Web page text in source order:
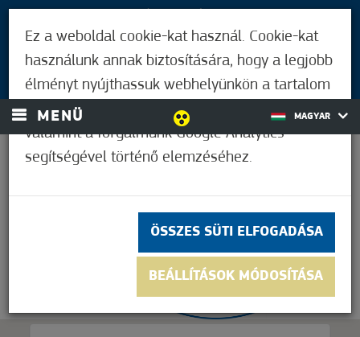
BEJELENTKEZÉS
MENÜ MAGYAR
Ez a weboldal cookie-kat használ. Cookie-kat
használunk annak biztosítására, hogy a legjobb
élményt nyújthassuk webhelyünkön a tartalom
és a hirdetések személyre szabásához,
valamint a forgalmunk Google Analytics
segítségével történő elemzéséhez.
ÖSSZES SÜTI ELFOGADÁSA
BEÁLLÍTÁSOK MÓDOSÍTÁSA